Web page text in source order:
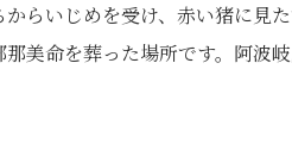
らいじめを受け、赤い猪に見
美命を葬った場所です。阿波